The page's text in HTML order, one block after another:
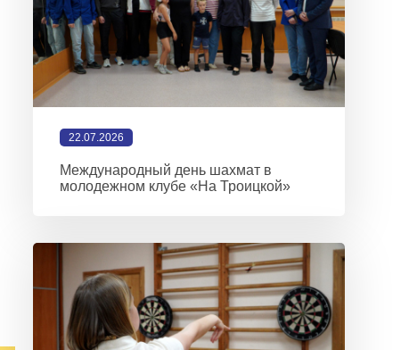
22.07.2026
Международный день шахмат в
молодежном клубе «На Троицкой»